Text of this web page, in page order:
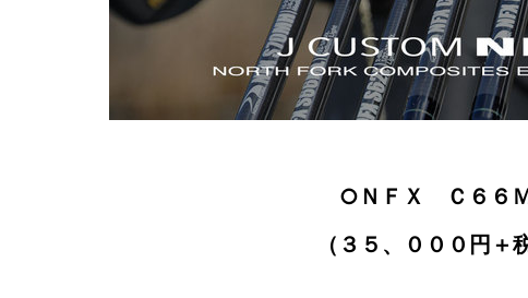
○ＮＦＸ Ｃ６６
（３５、０００円＋